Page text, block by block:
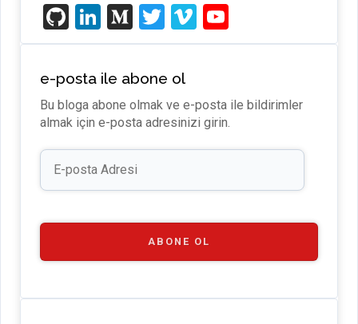
Gi
t
H
u
b
Li
n
ke
dI
n
M
e
u
m
T
wi
er
Vi
m o
T
u
b
C
h
n
n
e-posta ile abone ol
Bu bloga abone olmak ve e-posta ile bildirimler
almak için e-posta adresinizi girin.
E-
posta
ABONE OL